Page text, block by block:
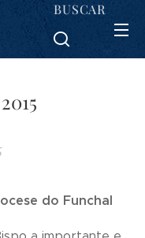
BUSCAR
do Funchal